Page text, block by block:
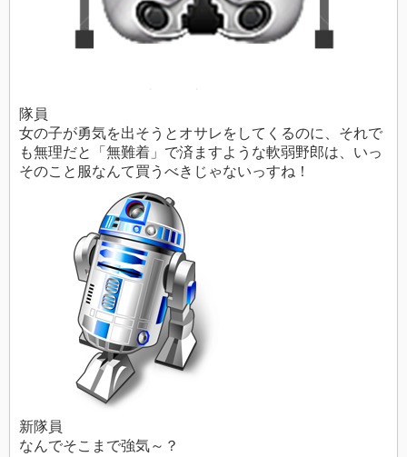
隊員
女の子が勇気を出そうとオサレをしてくるのに、それで
も無理だと「無難着」で済ますような軟弱野郎は、いっ
そのこと服なんて買うべきじゃないっすね！
新隊員
なんでそこまで強気～？